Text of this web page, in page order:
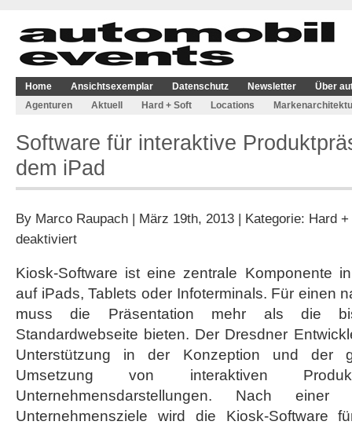
Home Ansichtsexemplar Datenschutz Newsletter
Über
Agenturen
Aktuell Hard + Soft Locations
Software für interaktive
dem iPad
By Marco Raupach | März 19th, 2013 | Kategorie: Hard
deaktiviertfür
interaktive
Produktpräsentationen
dem
iPad
Kiosk-Software ist eine zentrale Komponente
auf iPads, Tablets oder Infoterminals. Für einen
muss die Präsentation mehr als die
Standardwebseite bieten. Der Dresdner
Unterstützung in der Konzeption und der
Umsetzung von interaktiven
Unternehmensdarstellungen. Nach
Unternehmensziele wird die Kiosk-Software